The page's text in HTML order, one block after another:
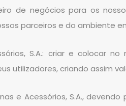
de negócios para os
parceiros e do ambiente
S.A.: criar e colocar
utilizadores, criando assim
e Acessórios, S.A.,